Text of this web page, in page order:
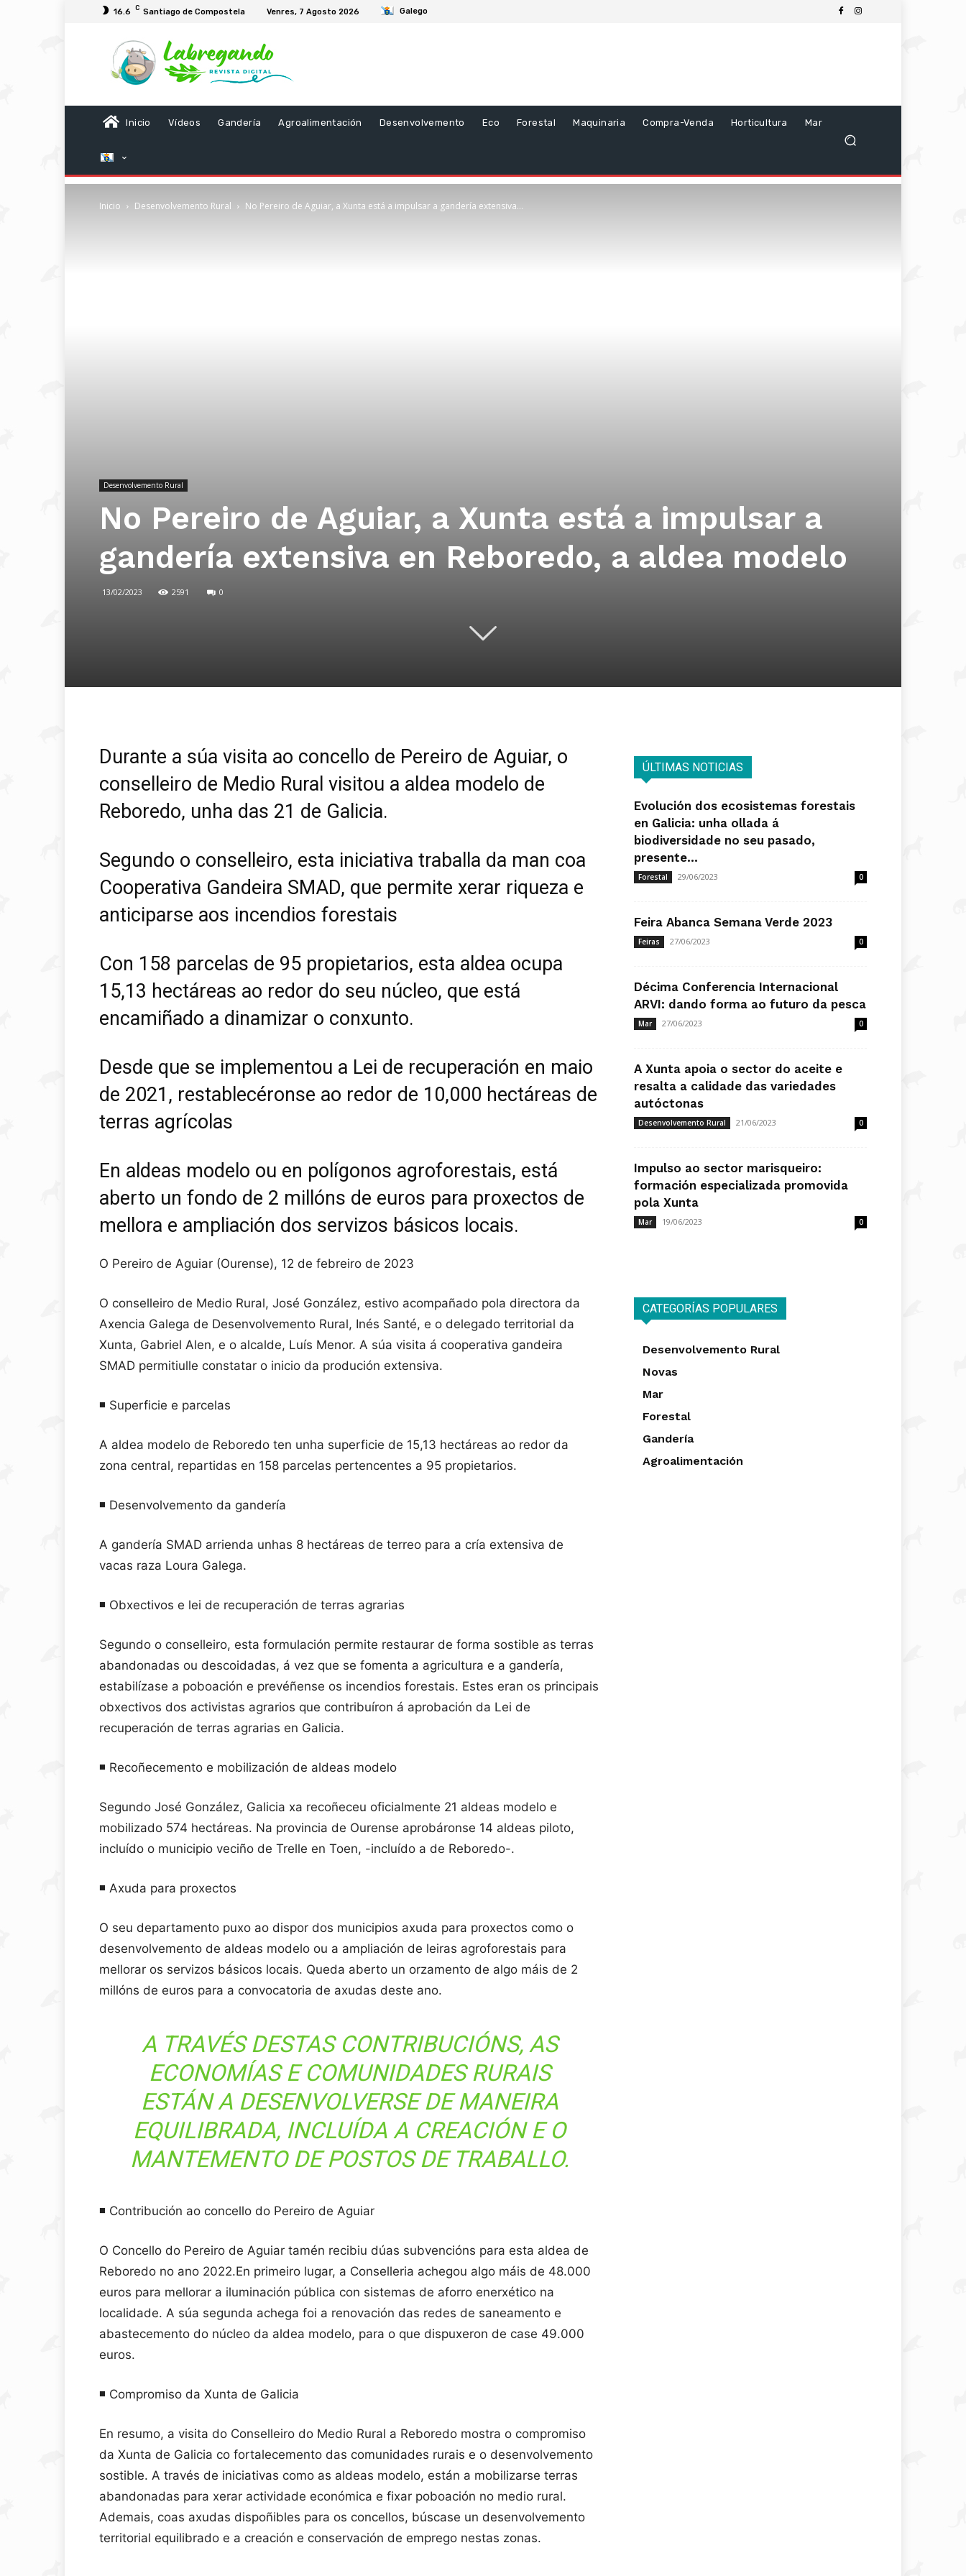
16.6 C Santiago de Compostela Venres, 7 Agosto 2026 Galego
Inicio Vídeos Gandería Agroalimentación Desenvolvemento Eco Forestal Maquinaria Compra-Venda Horticultura Mar
Inicio Desenvolvemento Rural No Pereiro de Aguiar, a Xunta está a impulsar a gandería extensiva...
Desenvolvemento Rural
No Pereiro de Aguiar, a Xunta está a impulsar a
gandería extensiva en Reboredo, a aldea modelo
13/02/2023 2591 0
Durante a súa visita ao concello de Pereiro de Aguiar, o
conselleiro de Medio Rural visitou a aldea modelo de
Reboredo, unha das 21 de Galicia.
Segundo o conselleiro, esta iniciativa traballa da man coa
Cooperativa Gandeira SMAD, que permite xerar riqueza e
anticiparse aos incendios forestais
Con 158 parcelas de 95 propietarios, esta aldea ocupa
15,13 hectáreas ao redor do seu núcleo, que está
encamiñado a dinamizar o conxunto.
Desde que se implementou a Lei de recuperación en maio
de 2021, restablecéronse ao redor de 10,000 hectáreas de
terras agrícolas
En aldeas modelo ou en polígonos agroforestais, está
aberto un fondo de 2 millóns de euros para proxectos de
mellora e ampliación dos servizos básicos locais.
O Pereiro de Aguiar (Ourense), 12 de febreiro de 2023
O conselleiro de Medio Rural, José González, estivo acompañado pola directora da
Axencia Galega de Desenvolvemento Rural, Inés Santé, e o delegado territorial da
Xunta, Gabriel Alen, e o alcalde, Luís Menor. A súa visita á cooperativa gandeira
SMAD permitiulle constatar o inicio da produción extensiva.
◾️ Superficie e parcelas
A aldea modelo de Reboredo ten unha superficie de 15,13 hectáreas ao redor da
zona central, repartidas en 158 parcelas pertencentes a 95 propietarios.
◾️ Desenvolvemento da gandería
A gandería SMAD arrienda unhas 8 hectáreas de terreo para a cría extensiva de
vacas raza Loura Galega.
◾️ Obxectivos e lei de recuperación de terras agrarias
Segundo o conselleiro, esta formulación permite restaurar de forma sostible as terras
abandonadas ou descoidadas, á vez que se fomenta a agricultura e a gandería,
estabilízase a poboación e prevéñense os incendios forestais. Estes eran os principais
obxectivos dos activistas agrarios que contribuíron á aprobación da Lei de
recuperación de terras agrarias en Galicia.
◾️ Recoñecemento e mobilización de aldeas modelo
Segundo José González, Galicia xa recoñeceu oficialmente 21 aldeas modelo e
mobilizado 574 hectáreas. Na provincia de Ourense aprobáronse 14 aldeas piloto,
incluído o municipio veciño de Trelle en Toen, -incluído a de Reboredo-.
◾️ Axuda para proxectos
O seu departamento puxo ao dispor dos municipios axuda para proxectos como o
desenvolvemento de aldeas modelo ou a ampliación de leiras agroforestais para
mellorar os servizos básicos locais. Queda aberto un orzamento de algo máis de 2
millóns de euros para a convocatoria de axudas deste ano.
A TRAVÉS DESTAS CONTRIBUCIÓNS, AS
ECONOMÍAS E COMUNIDADES RURAIS
ESTÁN A DESENVOLVERSE DE MANEIRA
EQUILIBRADA, INCLUÍDA A CREACIÓN E O
MANTEMENTO DE POSTOS DE TRABALLO.
◾️ Contribución ao concello do Pereiro de Aguiar
O Concello do Pereiro de Aguiar tamén recibiu dúas subvencións para esta aldea de
Reboredo no ano 2022.En primeiro lugar, a Conselleria achegou algo máis de 48.000
euros para mellorar a iluminación pública con sistemas de aforro enerxético na
localidade. A súa segunda achega foi a renovación das redes de saneamento e
abastecemento do núcleo da aldea modelo, para o que dispuxeron de case 49.000
euros.
◾️ Compromiso da Xunta de Galicia
En resumo, a visita do Conselleiro do Medio Rural a Reboredo mostra o compromiso
da Xunta de Galicia co fortalecemento das comunidades rurais e o desenvolvemento
sostible. A través de iniciativas como as aldeas modelo, están a mobilizarse terras
abandonadas para xerar actividade económica e fixar poboación no medio rural.
Ademais, coas axudas dispoñibles para os concellos, búscase un desenvolvemento
territorial equilibrado e a creación e conservación de emprego nestas zonas.
ÚLTIMAS NOTICIAS
Evolución dos ecosistemas forestais
en Galicia: unha ollada á
biodiversidade no seu pasado,
presente...
Forestal 29/06/2023 0
Feira Abanca Semana Verde 2023
Feiras 27/06/2023 0
Décima Conferencia Internacional
ARVI: dando forma ao futuro da pesca
Mar 27/06/2023 0
A Xunta apoia o sector do aceite e
resalta a calidade das variedades
autóctonas
Desenvolvemento Rural 21/06/2023 0
Impulso ao sector marisqueiro:
formación especializada promovida
pola Xunta
Mar 19/06/2023 0
CATEGORÍAS POPULARES
Desenvolvemento Rural
Novas
Mar
Forestal
Gandería
Agroalimentación